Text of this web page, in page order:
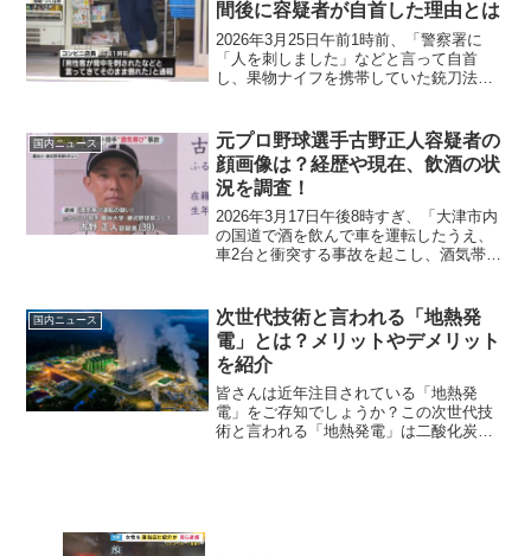
間後に容疑者が自首した理由とは
2026年3月25日午前1時前、「警察署に
「人を刺しました」などと言って自首
し、果物ナイフを携帯していた銃刀法違
れました。今回は事件の概要から経緯、
岡野龍暉容疑者...
国内ニュース
元プロ野球選手古野正人容疑者の
顔画像は？経歴や現在、飲酒の状
況を調査！
2026年3月17日午後8時すぎ、「大津市内
の国道で酒を飲んで車を運転したうえ、
車2台と衝突する事故を起こし、酒気帯び
「古野正人容疑者（39）」が逮捕（起
訴）されま...
国内ニュース
次世代技術と言われる「地熱発
電」とは？メリットやデメリット
を紹介
皆さんは近年注目されている「地熱発
電」をご存知でしょうか？この次世代技
術と言われる「地熱発電」は二酸化炭素